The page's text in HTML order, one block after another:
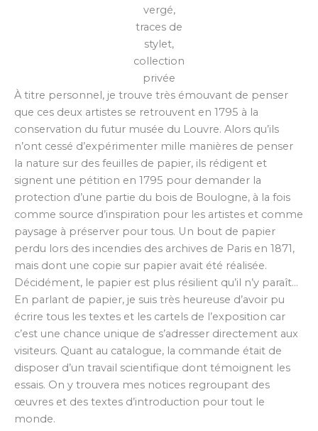
vergé,
traces de
stylet,
collection
privée
À titre personnel, je trouve très émouvant de penser
que ces deux artistes se retrouvent en 1795 à la
conservation du futur musée du Louvre. Alors qu’ils
n’ont cessé d’expérimenter mille manières de penser
la nature sur des feuilles de papier, ils rédigent et
signent une pétition en 1795 pour demander la
protection d’une partie du bois de Boulogne, à la fois
comme source d’inspiration pour les artistes et comme
paysage à préserver pour tous. Un bout de papier
perdu lors des incendies des archives de Paris en 1871,
mais dont une copie sur papier avait été réalisée.
Décidément, le papier est plus résilient qu’il n’y paraît…
En parlant de papier, je suis très heureuse d’avoir pu
écrire tous les textes et les cartels de l’exposition car
c’est une chance unique de s’adresser directement aux
visiteurs. Quant au catalogue, la commande était de
disposer d’un travail scientifique dont témoignent les
essais. On y trouvera mes notices regroupant des
œuvres et des textes d’introduction pour tout le
monde.